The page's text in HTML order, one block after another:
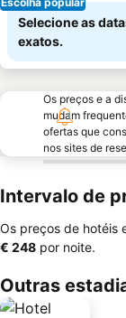
Selecione as
exatos.
Os preços e a
mudam
ofertas que
nos sites de
Intervalo de
Os preços de hotéis
‎€ 248 por noite.
Outras